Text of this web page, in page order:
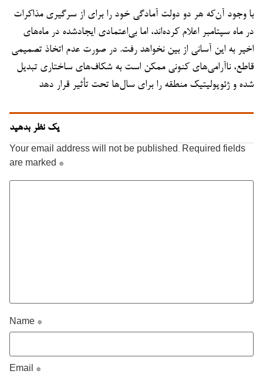
با وجود آن‌که هر دو دولت آمادگی خود را برای از سرگیری مذاکرات
در ماه سپتامبر اعلام کرده‌اند، اما بی‌اعتمادی ایجادشده در ماه‌های
اخیر به این آسانی از بین نخواهد رفت. در صورت عدم اتخاذ تصمیمی
قاطع، ناآرامی‌های کنونی ممکن است به شکاف‌های ساختاری تبدیل
شده و ژئوپولیتیک منطقه را برای سال‌ها تحت تأثیر قرار دهد
یک نظر بدهید
Your email address will not be published. Required fields
are marked *
Name *
Email *